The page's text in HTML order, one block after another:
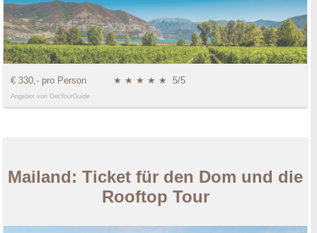
€ 330,- pro Person ★ ★ ★ ★ ★ 5/5
Angebot von GetYourGuide
Mailand: Ticket für den Dom und die
Rooftop Tour